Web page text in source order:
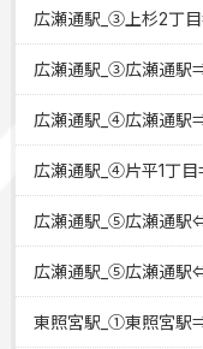
広瀬通駅_③上杉2丁
広瀬通駅_③広瀬通駅
広瀬通駅_④広瀬通駅
広瀬通駅_④片平1丁
広瀬通駅_⑤広瀬通駅
広瀬通駅_⑤広瀬通駅
東照宮駅_①東照宮駅